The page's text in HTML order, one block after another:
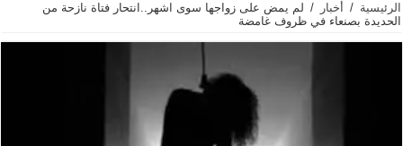
الرئيسية / أخبار / لم يمض على زواجها سوى اشهر..انتحار فتاة نازحة من
الحديدة بصنعاء في ظروف غامضة